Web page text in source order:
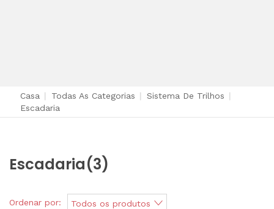
Casa Todas As Categorias Sistema De Trilhos
Escadaria
Escadaria(3)
Ordenar por: Todos os produtos